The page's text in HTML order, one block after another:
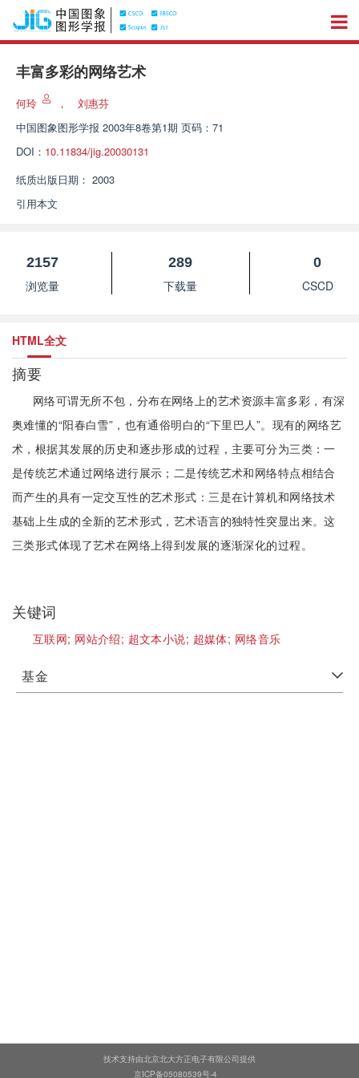
丰富多彩的网络艺术
何玲 ，
刘惠芬
中国图象图形学报 2003年8卷第1期 页码：71
DOI： 10.11834/jig.20030131
纸质出版日期： 2003
引用本文
2157
浏览量
289
下载量
0
CSCD
HTML全文
摘要
网络可谓无所不包，分布在网络上的艺术资源丰富多彩，有深
奥难懂的“阳春白雪”，也有通俗明白的“下里巴人”。现有的网络艺
术，根据其发展的历史和逐步形成的过程，主要可分为三类：一
是传统艺术通过网络进行展示；二是传统艺术和网络特点相结合
而产生的具有一定交互性的艺术形式：三是在计算机和网络技术
基础上生成的全新的艺术形式，艺术语言的独特性突显出来。这
三类形式体现了艺术在网络上得到发展的逐渐深化的过程。
关键词
互联网; 网站介绍; 超文本小说; 超媒体; 网络音乐
基金
技术支持由北京北大方正电子有限公司提供
京ICP备05080539号-4